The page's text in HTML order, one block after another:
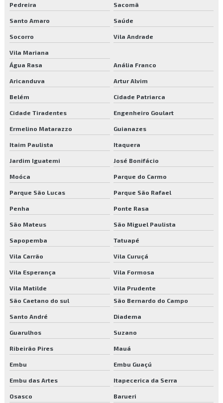
Manutenção predial preventiva e corretiva
Plantio de mudas
Poda de árvores
Poda e remoção de árvores
Prestação de serviços de manutenção predial
Recepcionista terceirizada
Reflorestamento e paisagismo
Serviço de controle de acesso
Serviço de execução de jardins
Serviço de limpeza pós obra
Serviço de poda de árvores
Serviço de poda e jardinagem
Serviço de reflorestamento
Serviços de facilities
Serviços de jardinagem
Serviços de jardinagem preço
Serviços de manutenção de jardim
Pedreira Sacomã
Santo Amaro Saúde
Socorro Vila Andrade
Vila Mariana
Água Rasa
Anália Franco
Aricanduva Artur Alvim
Belém Cidade Patriarca
Cidade Tiradentes Engenheiro Goulart
Ermelino Matarazzo Guianazes
Itaim Paulista Itaquera
Jardim Iguatemi José Bonifácio
Moóca Parque do Carmo
Parque São Lucas Parque São Rafael
Penha Ponte Rasa
São Mateus São Miguel Paulista
Sapopemba Tatuapé
Vila Carrão Vila Curuçá
Vila Esperança Vila Formosa
Vila Matilde
Vila Prudente
São Caetano do sul
São Bernardo do Campo
Santo André Diadema
Guarulhos Suzano
Ribeirão Pires Mauá
Embu Embu Guaçú
Embu das Artes Itapecerica da Serra
Osasco Barueri